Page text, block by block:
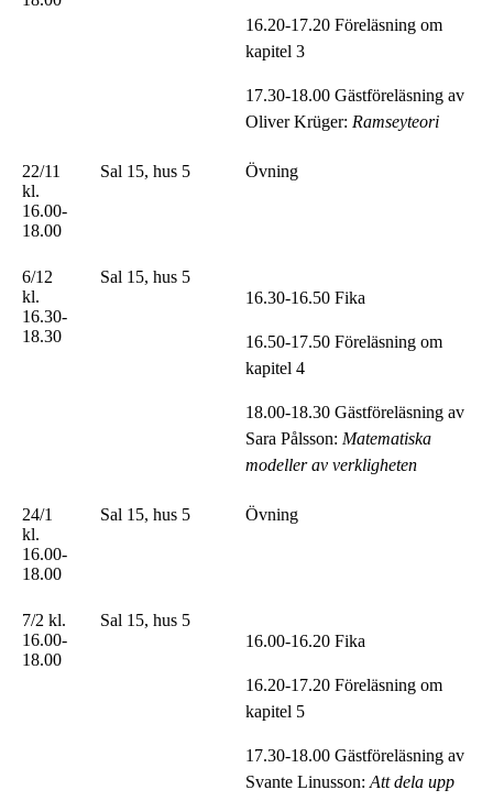
16.20-17.20 Föreläsning om
kapitel 3
17.30-18.00 Gästföreläsning av
Oliver Krüger: Ramseyteori
22/11
kl.
16.00-
18.00
Sal 15, hus 5 Övning
6/12
kl.
16.30-
18.30
Sal 15, hus 5
16.30-16.50 Fika
16.50-17.50 Föreläsning om
kapitel 4
18.00-18.30 Gästföreläsning av
Sara Pålsson: Matematiska
modeller av verkligheten
24/1
kl.
16.00-
18.00
Sal 15, hus 5 Övning
7/2 kl.
16.00-
18.00
Sal 15, hus 5
16.00-16.20 Fika
16.20-17.20 Föreläsning om
kapitel 5
17.30-18.00 Gästföreläsning av
Svante Linusson: Att dela upp